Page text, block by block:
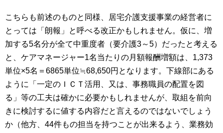
こちらも前述のものと同様、居宅介護支援事業の経営者に
とっては「朗報」と呼べる改正かもしれません。仮に、増
加する5名分が全て中重度者（要介護3～5）だったと考える
と、ケアマネージャー1名当たりの月額報酬増額は、 1,373
単位×5名＝ 6865単位≒68,650円となります。下線部にある
ように「一定のＩＣＴ活用、又は、事務職員の配置を図
る」等の工夫は確かに必要かもしれませんが、取組を前向
きに検討するに値する内容だと言えるのではないでしょう
か（他方、 44件もの担当を持つことが出来るよう、業務効